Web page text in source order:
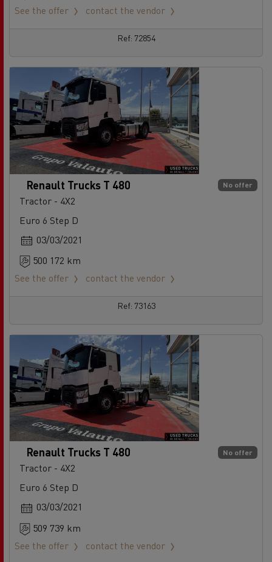
See the offer
contact the vendor
Ref: 72854
No offer
Renault Trucks T 480
Tractor - 4X2
Euro 6 Step D
03/03/2021
500 172 km
See the offer
contact the vendor
Ref: 73163
No offer
Renault Trucks T 480
Tractor - 4X2
Euro 6 Step D
03/03/2021
509 739 km
See the offer
contact the vendor